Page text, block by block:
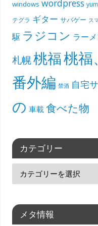
windows wordpress yum
テグラ ギター サバゲー ス
駆 ラジコン ラー
札幌桃福桃福
番外編 禁酒 自宅
の 車載 食べた物
カテゴリー
メタ情報